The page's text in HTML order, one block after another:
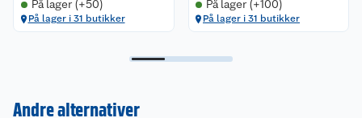
På lager (+50)
På lager i 31 butikker
På lager (+100)
På lager i 31 butikker
Andre alternativer
Om oss
Kontakt oss